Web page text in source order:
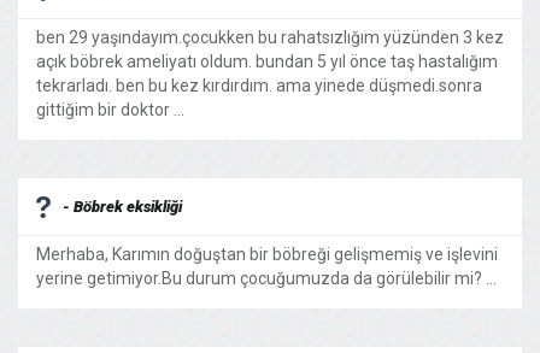
ben 29 yaşındayım.çocukken bu rahatsızlığım yüzünden 3 kez
açık böbrek ameliyatı oldum. bundan 5 yıl önce taş hastalığım
tekrarladı. ben bu kez kırdırdım. ama yinede düşmedi.sonra
gittiğim bir doktor ...
- Böbrek eksikliği
Merhaba, Karımın doğuştan bir böbreği gelişmemiş ve işlevini
yerine getimiyor.Bu durum çocuğumuzda da görülebilir mi? ...